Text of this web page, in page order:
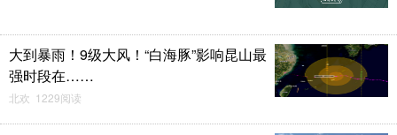
大到暴雨！9级大风！“白海豚”影响昆山最
强时段在……
北欢 1229阅读